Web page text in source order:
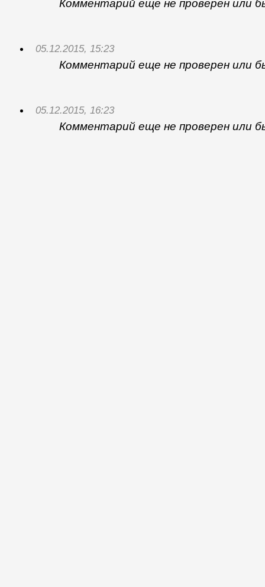
Комментарий еще не проверен или
05.12.2015, 15:23
Комментарий еще не проверен или
05.12.2015, 16:23
Комментарий еще не проверен или